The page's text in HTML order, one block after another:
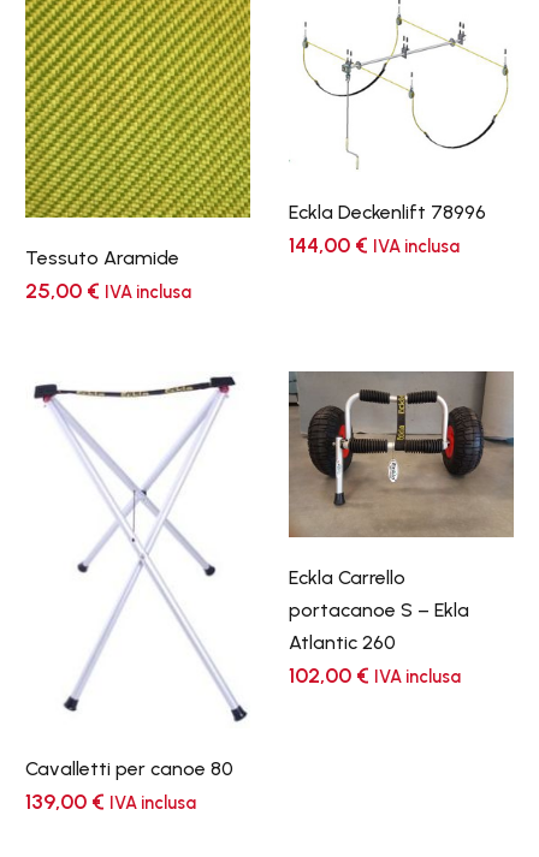
Tessuto Aramide
25,00 € IVA inclusa
Eckla Deckenlift 78996
144,00 € IVA inclusa
Cavalletti per canoe 80
139,00 € IVA inclusa
Eckla Carrello
portacanoe S – Ekla
Atlantic 260
102,00 € IVA inclusa